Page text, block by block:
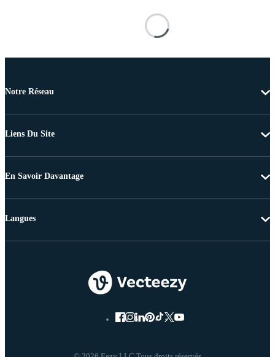
Notre Réseau
Liens Du Site
En Savoir Davantage
Langues